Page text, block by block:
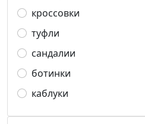
кроссовки
туфли
сандалии
ботинки
каблуки